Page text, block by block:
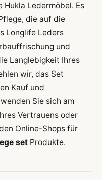
Ledermöbel. Es
die auf die
Longlife Leders
und
Langlebigkeit Ihres
wir, das Set
Kauf und
Sie sich am
Vertrauens oder
Online-Shops für
setProdukte.